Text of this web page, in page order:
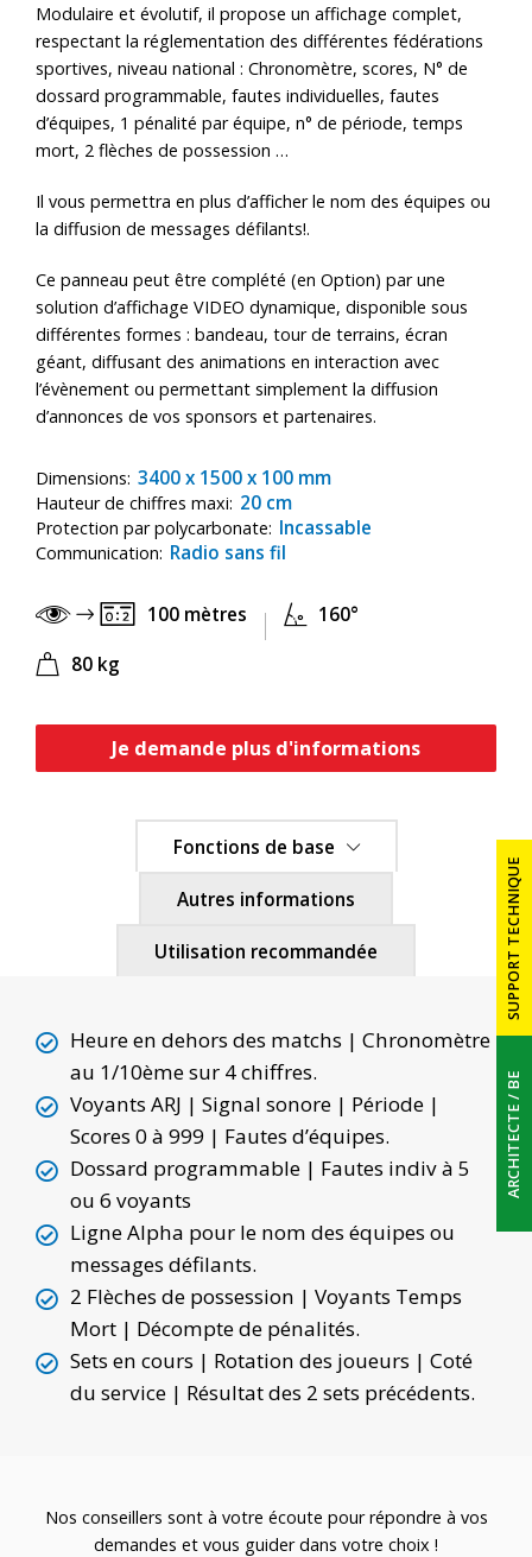
PRÉSENTATION
ÉCRANS VIDÉO LEDS
RÉFÉRENCES
Modulaire et évolutif, il propose un affichage complet,
respectant la réglementation des différentes fédérations
sportives, niveau national : Chronomètre, scores, N° de
dossard programmable, fautes individuelles, fautes
d’équipes, 1 pénalité par équipe, n° de période, temps
mort, 2 flèches de possession …
Il vous permettra en plus d’afficher le nom des équipes ou
la diffusion de messages défilants!.
Ce panneau peut être complété (en Option) par une
solution d’affichage VIDEO dynamique, disponible sous
différentes formes : bandeau, tour de terrains, écran
géant, diffusant des animations en interaction avec
l’évènement ou permettant simplement la diffusion
d’annonces de vos sponsors et partenaires.
Dimensions: 3400 x 1500 x 100 mm
Hauteur de chiffres maxi: 20 cm
Protection par polycarbonate: Incassable
Communication: Radio sans fil
100 mètres 160°
80 kg
Je demande plus d'informations
Fonctions de base
Autres informations
Utilisation recommandée
Heure en dehors des matchs | Chronomètre
au 1/10ème sur 4 chiffres.
Voyants ARJ | Signal sonore | Période |
Scores 0 à 999 | Fautes d’équipes.
Dossard programmable | Fautes indiv à 5
ou 6 voyants
Ligne Alpha pour le nom des équipes ou
messages défilants.
2 Flèches de possession | Voyants Temps
Mort | Décompte de pénalités.
Sets en cours | Rotation des joueurs | Coté
du service | Résultat des 2 sets précédents.
Nos conseillers sont à votre écoute pour répondre à vos
demandes et vous guider dans votre choix !
ARCHITECTE / BE
SUPPORT TECHNIQUE